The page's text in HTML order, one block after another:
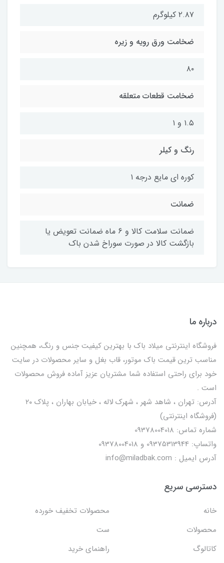
۲.۸۷ کیلوگرم
ضخامت ورق رویه و زیره
۸۰
ضخامت قطعات متعلقه
۱.۵ و ۱
رنگ و کیلر
کوره ای مایع درجه ۱
ضمانت
ضمانت سلامت کالا و 6 ماه ضمانت تعویض یا
بازگشت کالا در صورت سوراخ شدن باک
درباره ما
فروشگاه اینترنتی میلاد باک با بهترین کیفیت جنس و رنگ، همچنین
مناسب ترین قیمت باک موتور، قاب بغل و سایر محصولات در سایت
خود برای راحتی استفاده شما مشتریان عزیز آماده فروش محصولات
است .
آدرس: تهران ، شاهد شهر ، شهرک لاله ، خیابان بهاران ، پلاک ۲۰
(فروشگاه اینترنتی)
شماره تماس: 09378004018
واتساپ: 09375313944 و 09378004018
آدرس ایمیل : info@miladbak.com
دسترسی سریع
خانه
محصولات تخفیف خورده
محصولات
ست
کاتالوگ
راهنمای خرید